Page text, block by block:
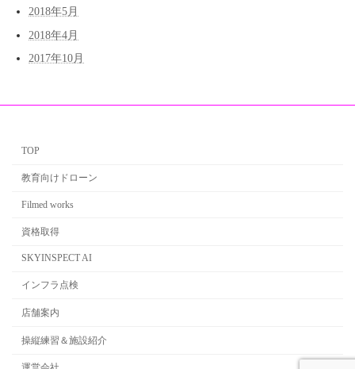
2018年5月
2018年4月
2017年10月
TOP
教育向けドローン
Filmed works
資格取得
SKYINSPECT AI
インフラ点検
店舗案内
操縦練習＆施設紹介